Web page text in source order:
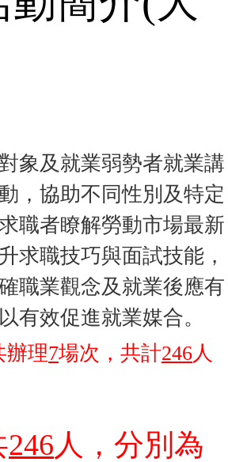
象及就業弱勢者就業講
，協助不同性別及特定
職者瞭解勞動市場最新
求職技巧與面試技能，
職業觀念及就業後應有
有效促進就業媒合。
辦理7場次，共計246人
246人，分別為